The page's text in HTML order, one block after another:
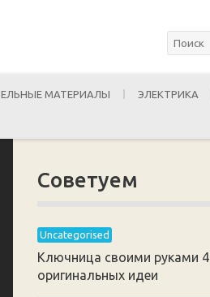
МАТЕРИАЛЫ ЭЛЕКТРИКА
Советуем
Uncategorised
Ключница своими руками 4
оригинальных идеи